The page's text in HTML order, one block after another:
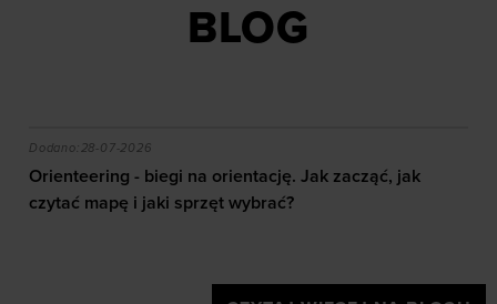
BLOG
efekty daje trening?
Orienteering - biegi na orientację. Jak zacząć, jak
Dodano:28-07-2026
Orienteering - biegi na orientację. Jak zacząć, jak
czytać mapę i jaki sprzęt wybrać?